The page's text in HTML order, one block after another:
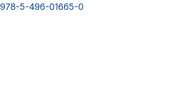
978-5-496-01665-0